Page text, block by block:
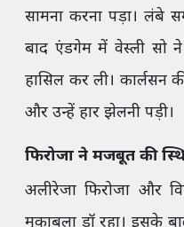
सामना करना पड़ा।
बाद एंडगेम में वेस्ली सो
हासिल कर ली। कार्लसन
और उन्हें हार झेलनी पड़ी।
फिरोजा ने मजबूत की
अलीरेजा फिरोजा और